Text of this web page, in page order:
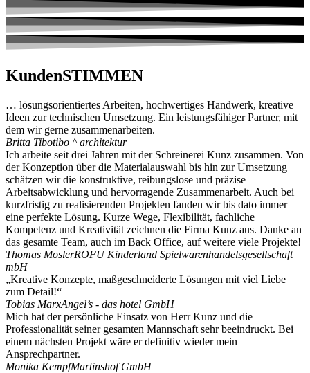
KundenSTIMMEN
… lösungsorientiertes Arbeiten, hochwertiges Handwerk, kreative
Ideen zur technischen Umsetzung. Ein leistungsfähiger Partner, mit
dem wir gerne zusammenarbeiten.
Britta Tibotibo ^ architektur
Ich arbeite seit drei Jahren mit der Schreinerei Kunz zusammen. Von
der Konzeption über die Materialauswahl bis hin zur Umsetzung
schätzen wir die konstruktive, reibungslose und präzise
Arbeitsabwicklung und hervorragende Zusammenarbeit. Auch bei
kurzfristig zu realisierenden Projekten fanden wir bis dato immer
eine perfekte Lösung. Kurze Wege, Flexibilität, fachliche
Kompetenz und Kreativität zeichnen die Firma Kunz aus. Danke an
das gesamte Team, auch im Back Office, auf weitere viele Projekte!
Thomas MoslerROFU Kinderland Spielwarenhandelsgesellschaft
mbH
„Kreative Konzepte, maßgeschneiderte Lösungen mit viel Liebe
zum Detail!“
Tobias MarxAngel’s - das hotel GmbH
Mich hat der persönliche Einsatz von Herr Kunz und die
Professionalität seiner gesamten Mannschaft sehr beeindruckt. Bei
einem nächsten Projekt wäre er definitiv wieder mein
Ansprechpartner.
Monika KempfMartinshof GmbH